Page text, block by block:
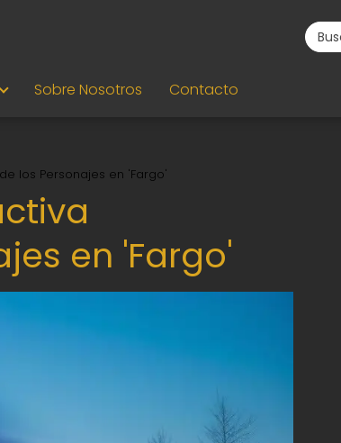
Sobre Nosotros Contacto
los Personajes en 'Fargo'
en 'Fargo'